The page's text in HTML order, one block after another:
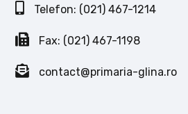
Telefon: (021) 467-1214
Fax: (021) 467-1198
contact@primaria-glina.ro